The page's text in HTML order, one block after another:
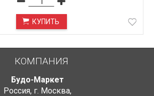
КУПИТЬ
КОМПАНИЯ
Будо-Маркет
Россия, г. Москва,